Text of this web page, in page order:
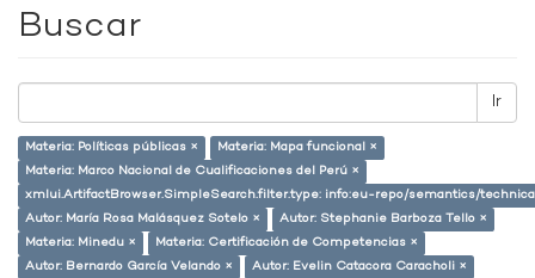
Buscar
Ir
Materia: Políticas públicas ×
Materia: Mapa funcional ×
Materia: Marco Nacional de Cualificaciones del Perú ×
xmlui.ArtifactBrowser.SimpleSearch.filter.type: info:eu-repo/semantics/
Autor: María Rosa Malásquez Sotelo ×
Autor: Stephanie Barboza Tello ×
Materia: Minedu ×
Materia: Certificación de Competencias ×
Autor: Bernardo García Velando ×
Autor: Evelin Catacora Caracholi ×